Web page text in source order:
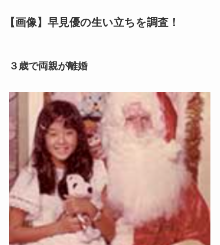
【画像】早見優の生い立ちを調査！
３歳で両親が離婚